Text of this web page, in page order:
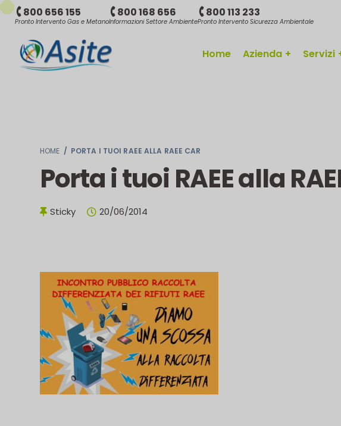
800 656 155
Pronto Intervento Gas e Metano
800 168 656
Informazioni Settore Ambiente
800 113 233
Pronto Intervento Sicurezza Ambientale
Home Azienda Servizi
HOME / PORTA I TUOI RAEE ALLA RAEE CAR
Porta i tuoi RAEE alla
Sticky 20/06/2014